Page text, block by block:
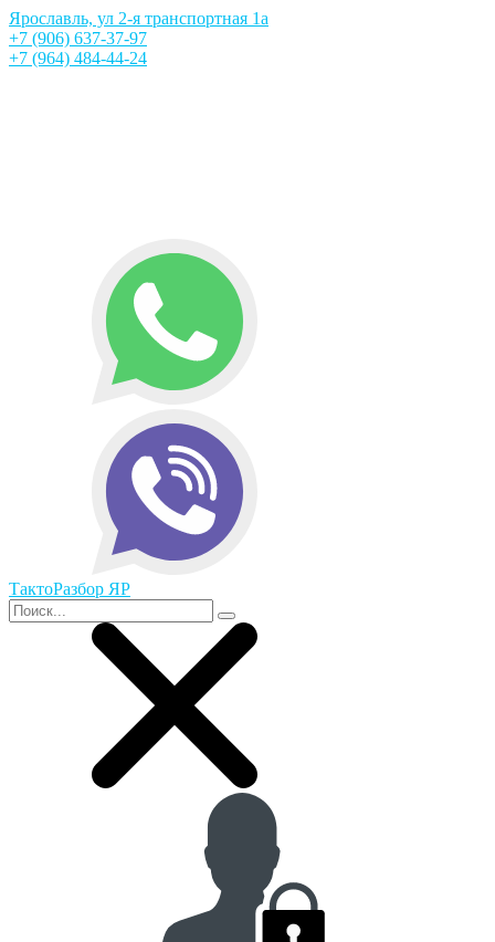
Ярославль, ул 2-я транспортная 1а
+7 (906) 637-37-97
+7 (964) 484-44-24
ТактоРазбор ЯР